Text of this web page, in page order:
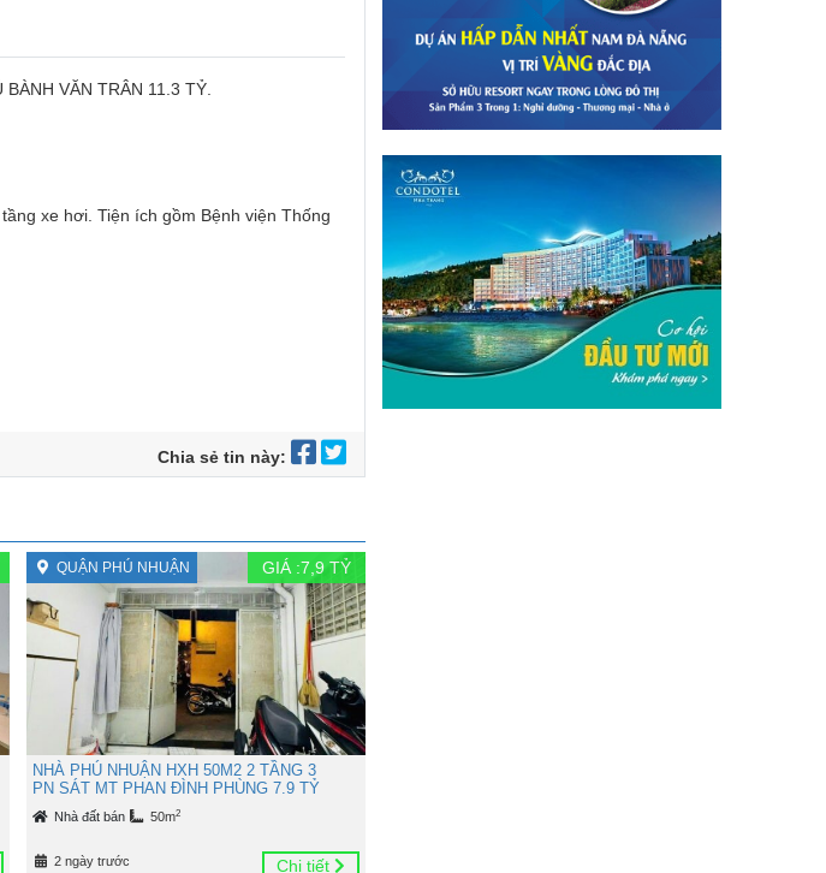
VĂN TRÂN 11.3 TỶ.
xe hơi. Tiện ích gồm Bệnh viện Thống
Chia sẻ tin này:
QUẬN PHÚ NHUẬN GIÁ :7,9TỶ
NHÀ PHÚ NHUẬN HXH 50M2 2 TẦNG 3
PN SÁT MT PHAN ĐÌNH PHÙNG 7.9 TỶ
Nhà đất bán 50m2
2 ngày trước Chi tiết